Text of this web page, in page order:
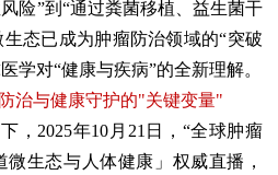
”到“通过粪菌移植、益生菌干
态已成为肿瘤防治领域的“突破
学对“健康与疾病”的全新理解。
治与健康守护的"关键变量"
2025年10月21日，“全球肿瘤
生态与人体健康」权威直播，